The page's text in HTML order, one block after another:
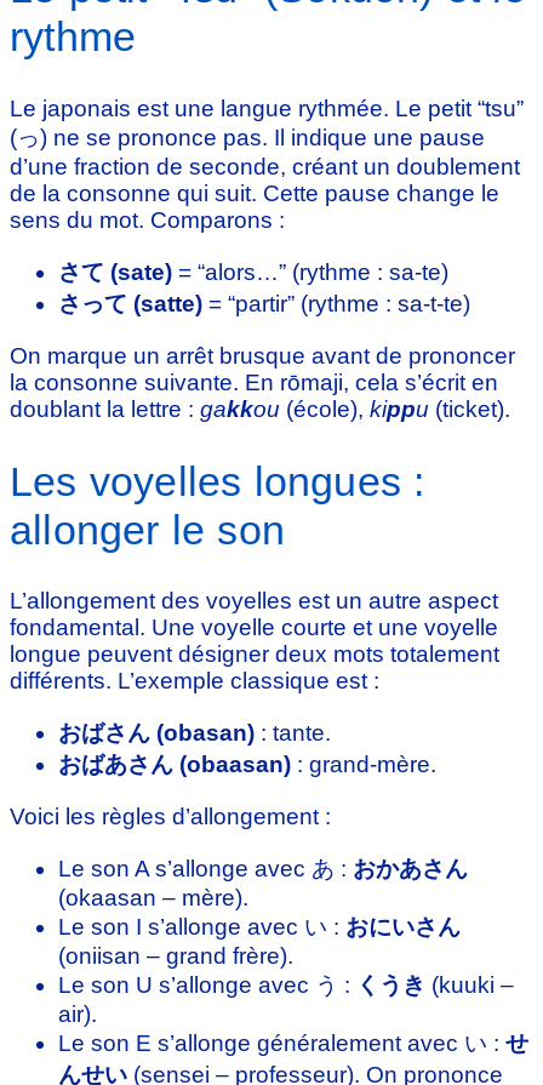
rythme
Le japonais est une langue rythmée. Le petit “tsu”
(っ) ne se prononce pas. Il indique une pause
d’une fraction de seconde, créant un doublement
de la consonne qui suit. Cette pause change le
sens du mot. Comparons :
さて (sate) = “alors…” (rythme : sa-te)
さって (satte) = “partir” (rythme : sa-t-te)
On marque un arrêt brusque avant de prononcer
la consonne suivante. En rōmaji, cela s’écrit en
doublant la lettre : gakkou (école), kippu (ticket).
Les voyelles longues :
allonger le son
L’allongement des voyelles est un autre aspect
fondamental. Une voyelle courte et une voyelle
longue peuvent désigner deux mots totalement
différents. L’exemple classique est :
おばさん (obasan) : tante.
おばあさん (obaasan) : grand-mère.
Voici les règles d’allongement :
Le son A s’allonge avec あ : おかあさん
(okaasan – mère).
Le son I s’allonge avec い : おにいさん
(oniisan – grand frère).
Le son U s’allonge avec う : くうき (kuuki –
air).
Le son E s’allonge généralement avec い : せ
んせい (sensei – professeur). On prononce